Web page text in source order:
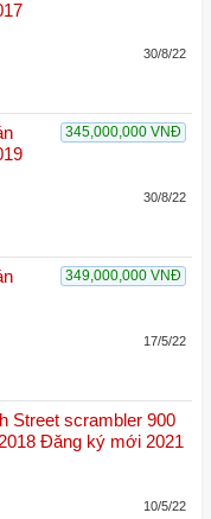
30/8/22
345,000,000 VNĐ
30/8/22
349,000,000 VNĐ
17/5/22
Street scrambler 900
Đăng ký mới 2021
10/5/22